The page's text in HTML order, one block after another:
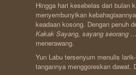
Hingga hari kesebelas dari bulan
menyembunyikan
keadaan kosong. Dengan penuh
Kakak Sayang, sayang seorang
menerawang.
Yun Labu tersenyum menulis
tangannya menggoreskan dawat.